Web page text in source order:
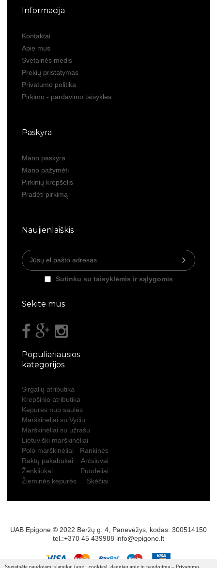
Informacija
Kontaktai
Apie mus
Svetainės medis
Prekių pristatymas
Privatumo politika
Pirkimo - pardavimo taisyklės
Paskyra
Mano paskyra
Mano pažymėti
Pirkinių krepšelis
Pradėti pirkimą
Naujienlaiškis
Sutinku su taisyklėmis ir sąlygomis
Sekite mus
Populiariausios
kategorijos
Sirgalių atributika
Krepšinio atributika
Kepurės nuo saulės
Marškinėliai su Vyčiu
Marškinėliai su užrašu
Lietuviški marškinėliai
Polo marškinėliai
Rankinės
Raktų pakabukai
Antsiuvai
Ženkliukai
Puodeliai
Žieminės kepurės
Skėčiai
UAB Epigone © 2022 Beržų g. 4, Panevėžys, kodas: 300514150
tel.:+370 45 439988 info@epigone.lt
Svetainėje naudojami slapukai (angl. cookies), daugiau apie jų naudojimą – Privatumo